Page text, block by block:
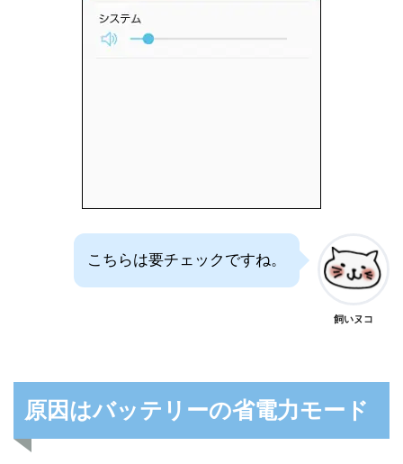
こちらは要チェックですね。
飼いヌコ
原因はバッテリーの省電力モード